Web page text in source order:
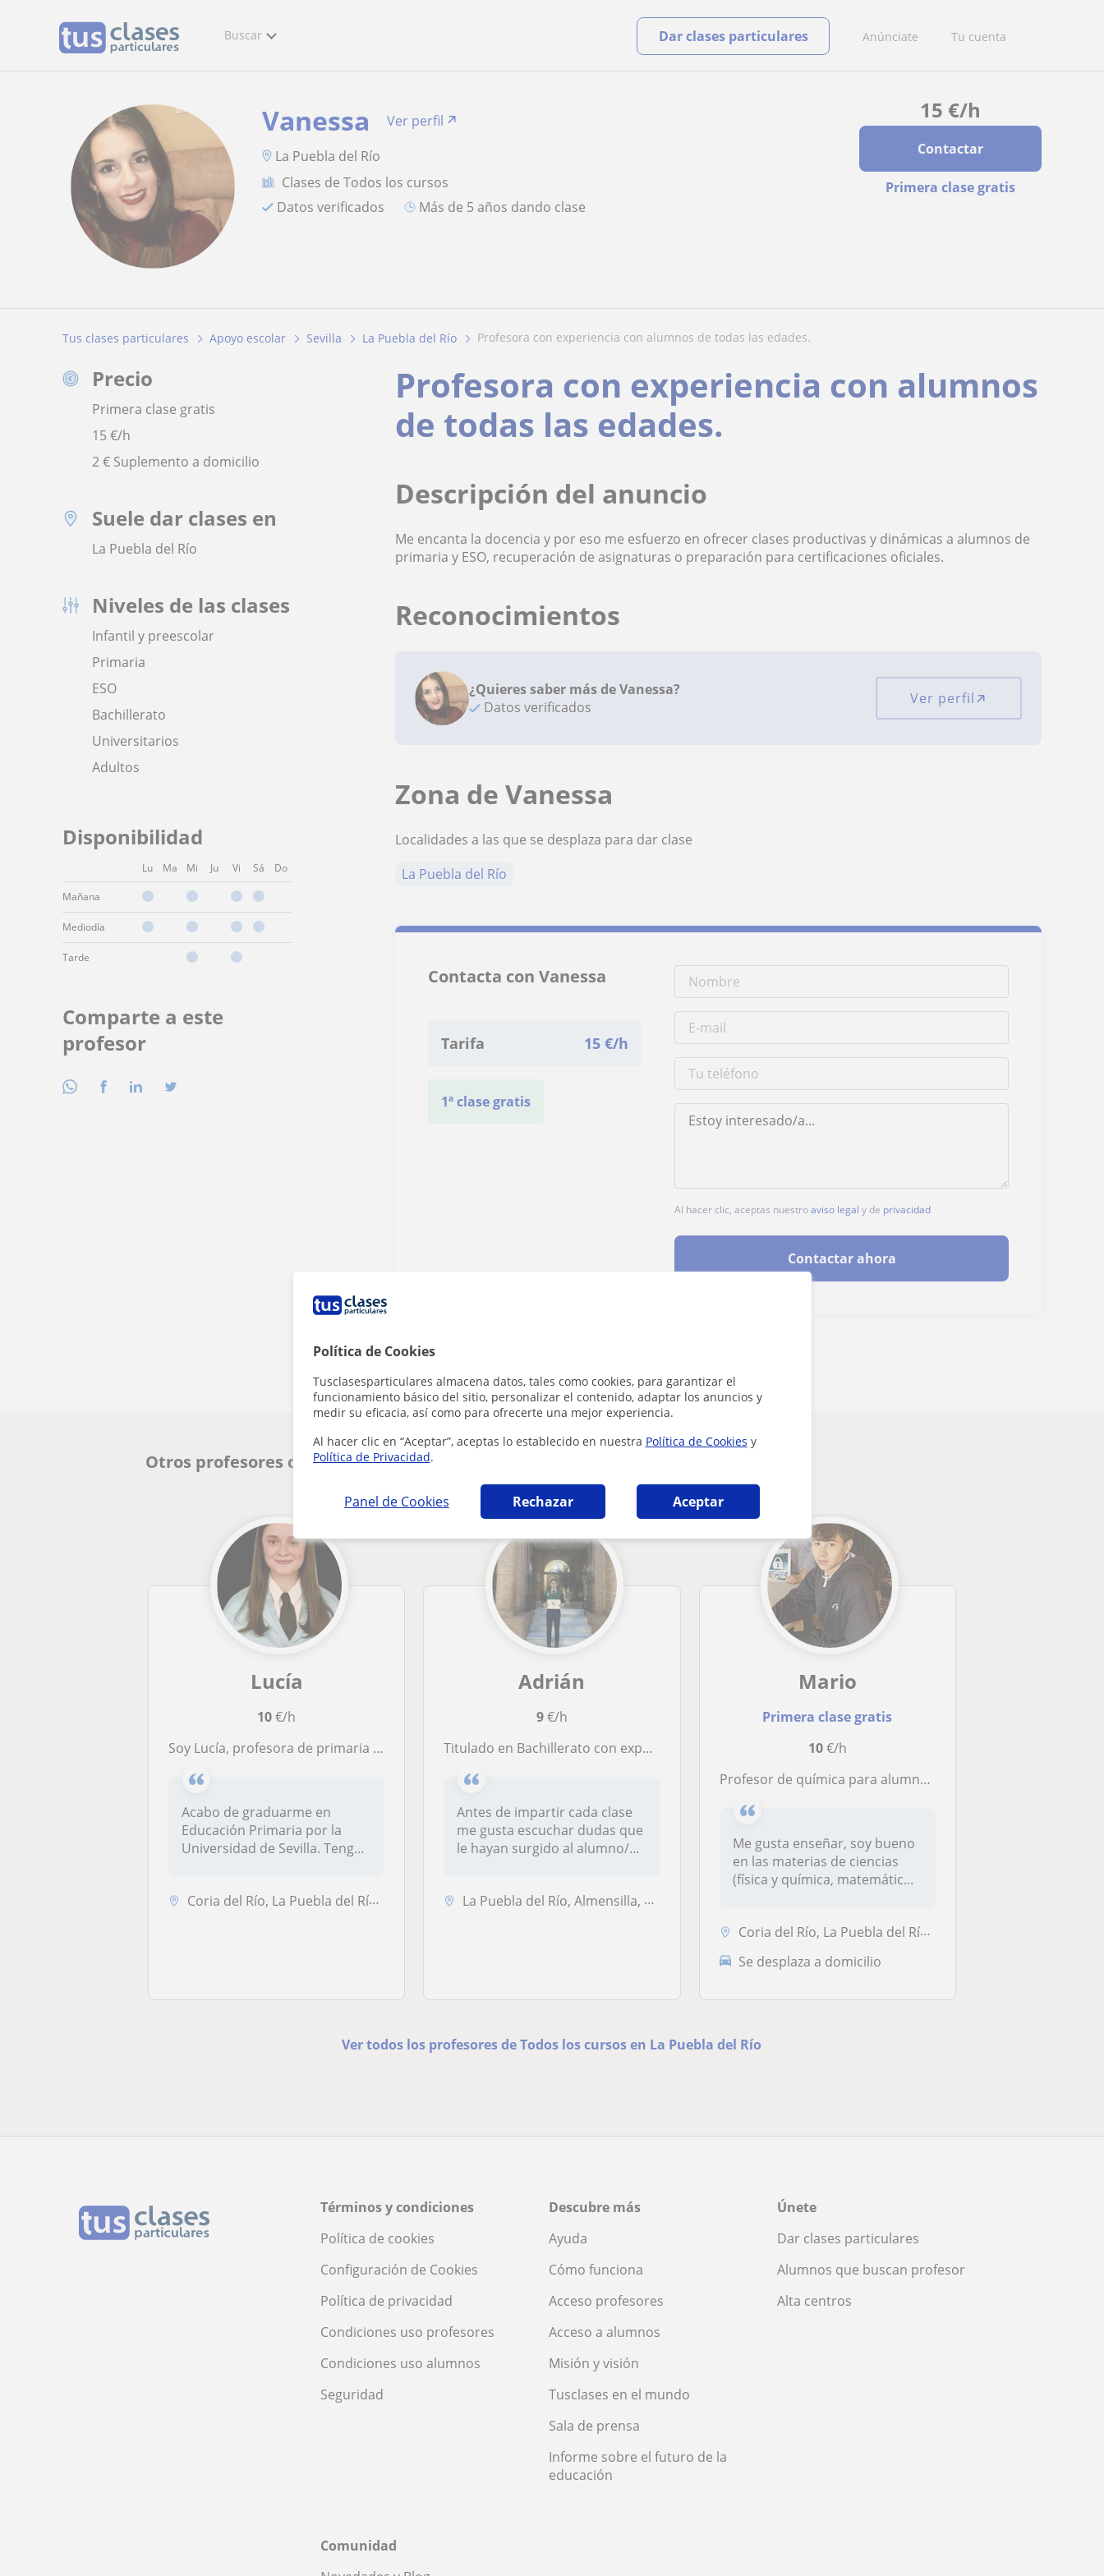
Política de Cookies
Tusclasesparticulares almacena datos, tales como cookies, para garantizar el
funcionamiento básico del sitio, personalizar el contenido, adaptar los anuncios y
medir su eficacia, así como para ofrecerte una mejor experiencia.
Al hacer clic en “Aceptar”, aceptas lo establecido en nuestra Política de Cookies y
Política de Privacidad.
Panel de Cookies Rechazar Aceptar
Buscar Anúnciate Tu cuenta
Dar clases particulares
15 €/h
Contactar
Primera clase gratis
Vanessa
Ver perfil
La Puebla del Río
Clases de Todos los cursos
Datos verificados
más de 5 años dando clase
Tus clases particulares Apoyo escolar Sevilla La Puebla del Río profesora con experiencia con alumnos de todas las edades.
Precio
Primera clase gratis
15€/h
2 € Suplemento a domicilio
Suele dar clases en
La Puebla del Río
Niveles de las clases
Infantil y preescolar
Primaria
ESO
Bachillerato
Universitarios
Adultos
Disponibilidad
Lu Ma Mi Ju Vi Sá Do
Mañana
Mediodía
Tarde
Comparte a este
profesor
Profesora con experiencia con alumnos
de todas las edades.
Descripción del anuncio
Me encanta la docencia y por eso me esfuerzo en ofrecer clases productivas y dinámicas a alumnos de
primaria y ESO, recuperación de asignaturas o preparación para certificaciones oficiales.
Reconocimientos
¿Quieres saber más de Vanessa?
Datos verificados
Ver perfil
Zona de Vanessa
Localidades a las que se desplaza para dar clase
La Puebla del Río
Contacta con Vanessa
Tarifa 15 €/h
1ª clase gratis
Al hacer clic, aceptas nuestroaviso legal y de privacidad
Contactar ahora
¿Hay algún error en este perfil?
Otros profesores de Todos los cursos en La Puebla del Río que pueden interesarte
Lucía
10€/h
Soy Lucía, profesora de primaria para todos los niveles.
Acabo de graduarme en
Educación Primaria por la
Universidad de Sevilla. Tengo
Coria del Río, La Puebla del Río, Mairena del Aljarafe, Palomares del ...
Adrián
9€/h
Titulado en Bachillerato con experiencia impartiendo clases particulares de geografía e historia, lengua y ciencias políticas.
Antes de impartir cada clase
me gusta escuchar dudas que
le hayan surgido al alumno/...
La Puebla del Río, Almensilla, Benacazón, Coria del Río, Dos Hermanas,...
Mario
Primera clase gratis
10€/h
Profesor de química para alumnos de EP, ESO y 1º Bachillerato.
Me gusta enseñar, soy bueno
en las materias de ciencias
(física y química, matemátic...
Coria del Río, La Puebla del Río, Mairena del Aljarafe, Dos Hermanas, ...
Se desplaza a domicilio
Ver todos los profesores de Todos los cursos en La Puebla del Río
Términos y condiciones
Política de cookies
Configuración de Cookies
Política de privacidad
Condiciones uso profesores
Condiciones uso alumnos
Seguridad
Descubre más
Ayuda
Cómo funciona
Acceso profesores
Acceso a alumnos
Misión y visión
Tusclases en el mundo
Sala de prensa
Informe sobre el futuro de la
educación
Únete
Dar clases particulares
Alumnos que buscan profesor
Alta centros
Comunidad